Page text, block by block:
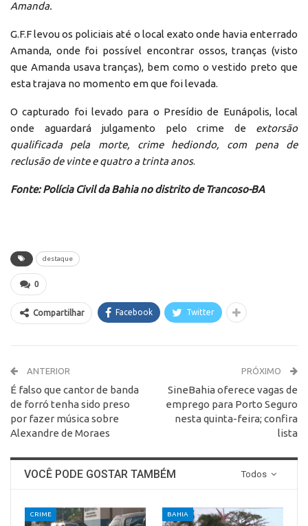
Amanda.
G.F.F levou os policiais até o local exato onde havia enterrado
Amanda, onde foi possível encontrar ossos, tranças (visto
que Amanda usava tranças), bem como o vestido preto que
esta trajava no momento em que foi levada.
O capturado foi levado para o Presídio de Eunápolis, local
onde aguardará julgamento pelo crime de extorsão
qualificada pela morte, crime hediondo, com pena de
reclusão de vinte e quatro a trinta anos.
Fonte: Polícia Civil da Bahia no distrito de Trancoso-BA
destaque
0
Compartilhar Facebook Twitter
ANTERIOR
É falso que cantor de banda
de forró tenha sido preso
por fazer música sobre
Alexandre de Moraes
PRÓXIMO
SineBahia oferece vagas de
emprego para Porto Seguro
nesta quinta-feira; confira
lista
Todos
VOCÊ PODE GOSTAR TAMBÉM
CRIME BAHIA